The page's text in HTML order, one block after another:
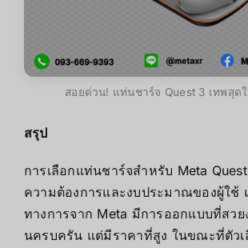
สอยด่วน! แท่นชาร์จ Quest 3 เทพสุด
สรุป
การเลือกแท่นชาร์จสำหรับ Meta
ความต้องการและงบประมาณของผู้ใช้
ทางการจาก Meta มีการออกแบบที่สว
นครบครัน แต่มีราคาที่สูง ในขณะที่ตัวเ